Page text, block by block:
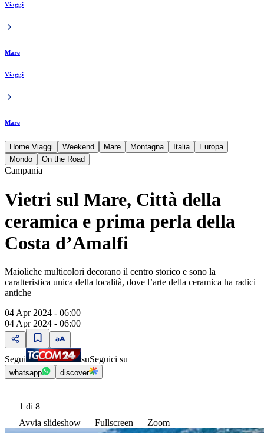
Viaggi
Mare
Viaggi
Mare
Home Viaggi Weekend Mare Montagna Italia
Europa
Mondo
On the Road
Campania
Vietri sul Mare, Città della
ceramica e prima perla della
Costa d’Amalfi
Maioliche multicolori decorano il centro storico e sono la
caratteristica unica della località, dove l’arte della ceramica ha radici
antiche
04 Apr 2024 - 06:00
04 Apr 2024 - 06:00
Segui suSeguici su
whatsapp discover
1 di 8
Avvia slideshow
Fullscreen Zoom